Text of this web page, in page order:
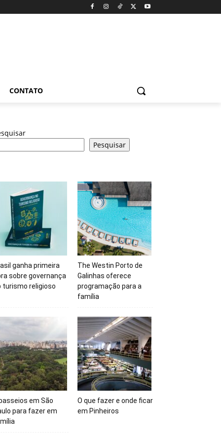
CONTATO
Pesquisar
ganha primeira
sobre governança
turismo religioso
The Westin Porto de
Galinhas oferece
programação para a
família
em São
para fazer em
O que fazer e onde ficar
em Pinheiros